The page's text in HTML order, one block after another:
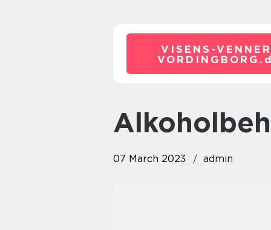
VISENS-
VORDINGBORG.
07 March 2023 admin